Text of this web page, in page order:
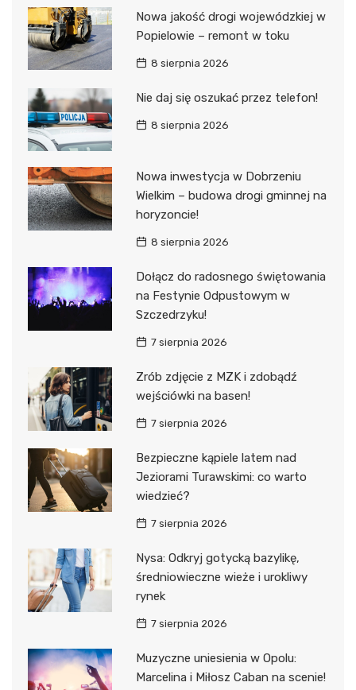
Nowa jakość drogi wojewódzkiej w
Popielowie – remont w toku
8 sierpnia 2026
Nie daj się oszukać przez telefon!
8 sierpnia 2026
Nowa inwestycja w Dobrzeniu
Wielkim – budowa drogi gminnej na
horyzoncie!
8 sierpnia 2026
Dołącz do radosnego świętowania
na Festynie Odpustowym w
Szczedrzyku!
7 sierpnia 2026
Zrób zdjęcie z MZK i zdobądź
wejściówki na basen!
7 sierpnia 2026
Bezpieczne kąpiele latem nad
Jeziorami Turawskimi: co warto
wiedzieć?
7 sierpnia 2026
Nysa: Odkryj gotycką bazylikę,
średniowieczne wieże i urokliwy
rynek
7 sierpnia 2026
Muzyczne uniesienia w Opolu:
Marcelina i Miłosz Caban na scenie!